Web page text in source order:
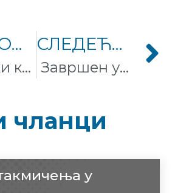
ПРЕТХОДНИ ЧЛАНАК
Еду Вики камп 2022: Поново на окупу
СЛЕДЕЋИ ЧЛАНАК
Завршен уређивачки маратон о савременој уметности
чланци
у